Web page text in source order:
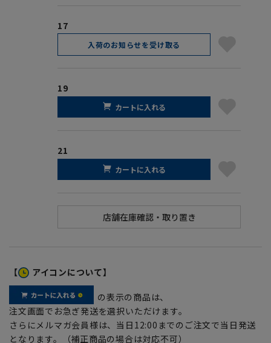
17
入荷のお知らせを受け取る
19
カートに入れる
21
カートに入れる
【 アイコンについて】
の表示の商品は、
注文画面でお急ぎ発送を選択いただけます。
さらにメルマガ会員様は、当日12:00までのご注文で当日発送
となります。（補正商品の場合は対応不可）